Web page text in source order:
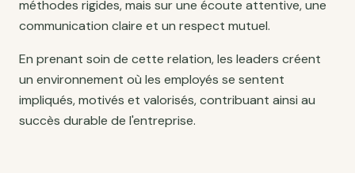
méthodes rigides, mais sur une écoute attentive, une
communication claire et un respect mutuel.
En prenant soin de cette relation, les leaders créent
un environnement où les employés se sentent
impliqués, motivés et valorisés, contribuant ainsi au
succès durable de l'entreprise.